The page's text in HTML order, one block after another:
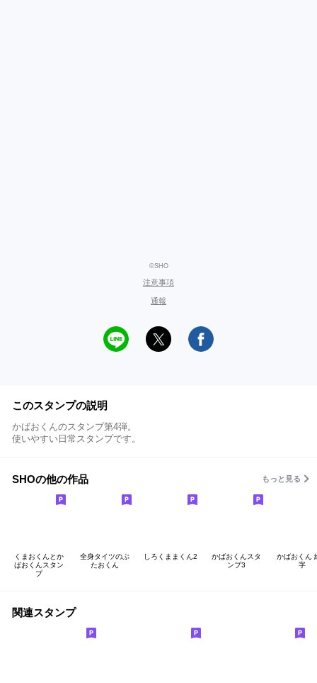
©SHO
注意事項
通報
このスタンプの説明
かばおくんのスタンプ第4弾。
使いやすい日常スタンプです。
SHOの他の作品 もっと見る
くまおくんとか
ばおくんスタン
プ
全身タイツのぶ
たおくん
しろくままくん2
かばおくんスタ
ンプ3
かばおくん
字
関連スタンプ